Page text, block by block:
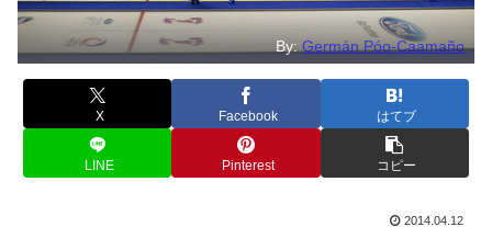
By:Germán Póo-Caamaño
X Facebook はてブ
LINE Pinterest コピー
2014.04.12